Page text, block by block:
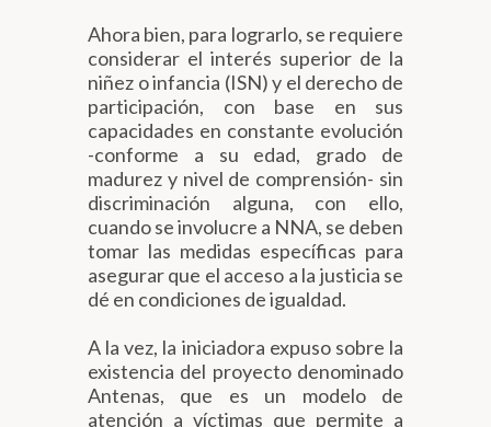
Ahora bien, para lograrlo, se requiere
considerar el interés superior de la
niñez o infancia (ISN) y el derecho de
participación, con base en sus
capacidades en constante evolución
-conforme a su edad, grado de
madurez y nivel de comprensión- sin
discriminación alguna, con ello,
cuando se involucre a NNA, se deben
tomar las medidas específicas para
asegurar que el acceso a la justicia se
dé en condiciones de igualdad.
A la vez, la iniciadora expuso sobre la
existencia del proyecto denominado
Antenas, que es un modelo de
atención a víctimas que permite a